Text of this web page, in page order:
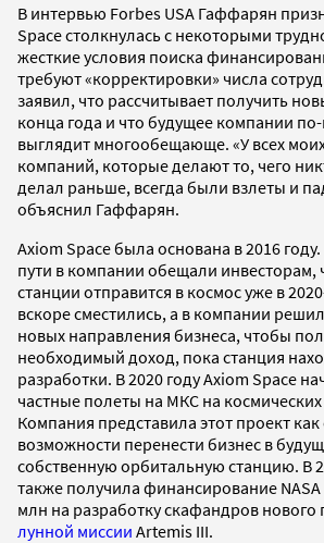
В интервью Forbes USA Гаффарян
Space столкнулась с некоторыми
жесткие условия поиска
требуют «корректировки» числа
заявил, что рассчитывает получить
конца года и что будущее компании
выглядит многообещающе. «У всех
компаний, которые делают то, чего
делал раньше, всегда были взлеты и
объяснил Гаффарян.
Axiom Space была основана в 2016
пути в компании обещали инвесторам,
станции отправится в космос уже в
вскоре сместились, а в компании
новых направления бизнеса, чтобы
необходимый доход, пока станция
разработки. В 2020 году Axiom Space
частные полеты на МКС на космических
Компания представила этот проект
возможности перенести бизнес в
собственную орбитальную станцию. В
также получила финансирование NASA
млн на разработку скафандров нового
лунной миссии Artemis III.